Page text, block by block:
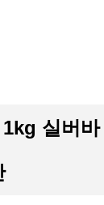
실버바